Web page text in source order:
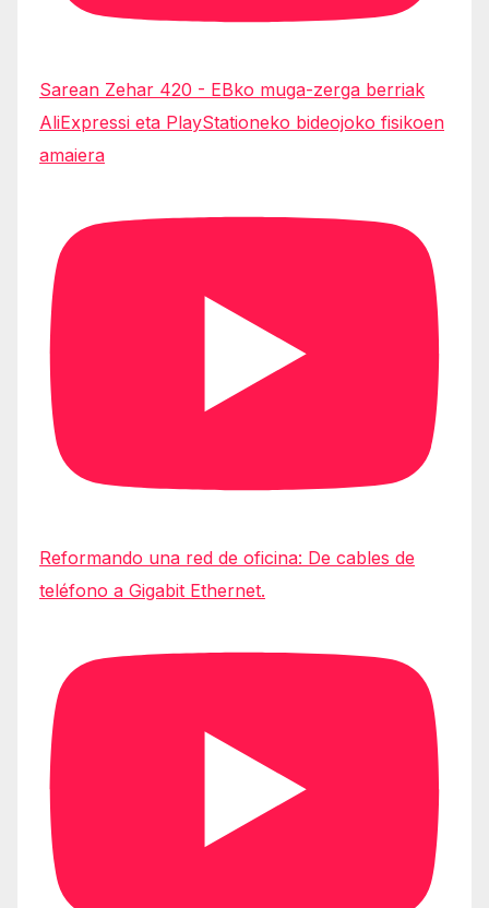
Sarean Zehar 420 - EBko muga-zerga berriak
AliExpressi eta PlayStationeko bideojoko fisikoen
amaiera
Reformando una red de oficina: De cables de
teléfono a Gigabit Ethernet.